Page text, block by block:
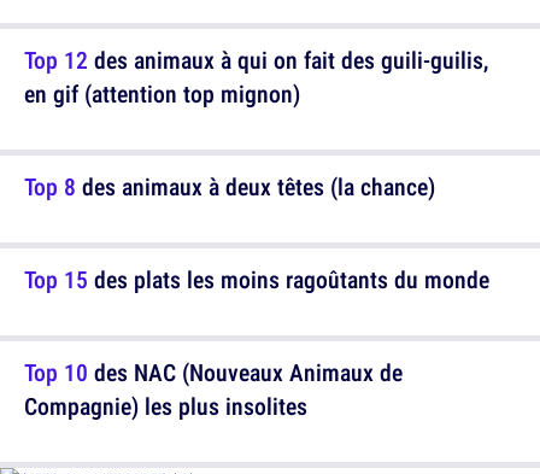
Top 8 des animaux à deux têtes (la chance)
Top 15 des plats les moins ragoûtants du monde
Top 12 des animaux à qui on fait des guili-guilis,
en gif (attention top mignon)
Top 10 des NAC (Nouveaux Animaux de
Compagnie) les plus insolites